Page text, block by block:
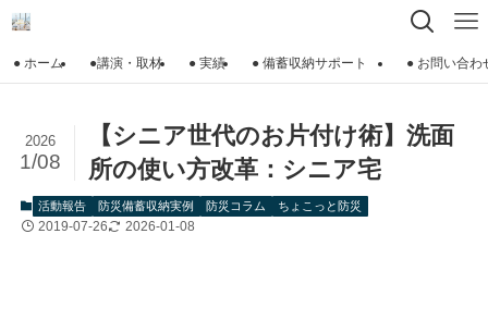
● ホーム ●講演・取材 ● 実績 ● 備蓄収納サポート ● お問い合わ
【シニア世代のお片付け術】洗面
所の使い方改革：シニア宅
2026
1/08
活動報告 防災備蓄収納実例 防災コラム ちょこっと防災
2019-07-26 2026-01-08